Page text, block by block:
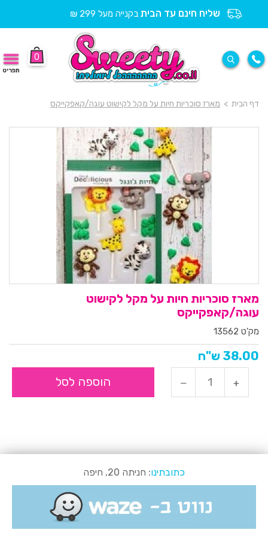
שליח חינם עד הבית בקנייה מעל 299 ₪
0
תפריט
דף הבית > מארז סוכריות חיות על מקל לקישוט עוגה/קאפקייקס
מארז סוכריות חיות על מקל לקישוט
עוגה/קאפקייקס
מק'ט 13562
38.00 ש"ח
הוספה לסל
כתובתינו: חניתה 20, חיפה